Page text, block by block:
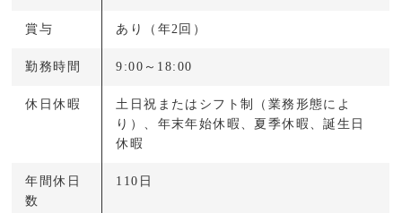
賞与 あり（年2回）
勤務時間 9:00～18:00
休日休暇
土日祝またはシフト制（業務形態によ
り）、年末年始休暇、夏季休暇、誕生日
休暇
年間休日
数
110日